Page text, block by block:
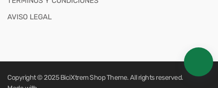
AVISO LEGAL
Copyright © 2025BiciXtrem ShopTheme. All rights reserved.